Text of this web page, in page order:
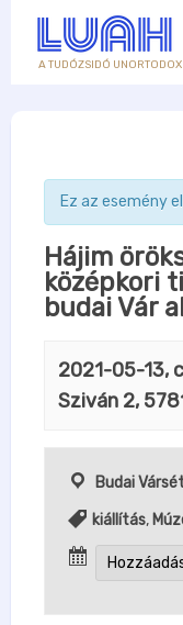
A TUDÓZSIDÓ
Ez az esemény
Hájim
középkori
budai Vár
2021-05-13,
Sziván 2,
Budai
kiállítás,